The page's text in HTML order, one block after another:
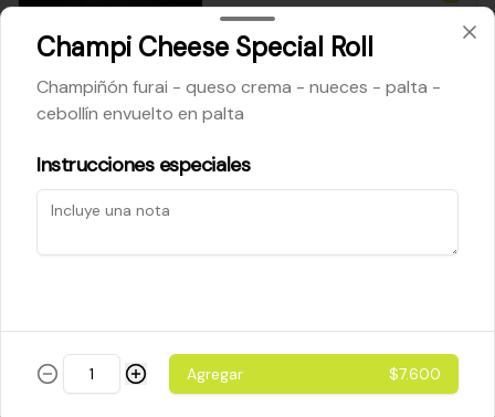
Cheese Roll
Queso crema - palta - cebollín
$5.200
$5.800
Champi Cheese Special Roll
Champiñón furai - queso crema - nueces - palta -
cebollín envuelto en palta
Instrucciones especiales
Agregar $7.600